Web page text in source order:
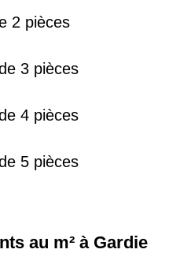
2 pièces
3 pièces
4 pièces
5 pièces
au m² à Gardie